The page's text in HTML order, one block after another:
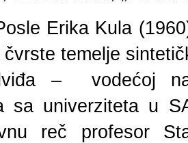
Kula (1960),
temelje
– vodećoj
sa univerziteta u
reč profesor